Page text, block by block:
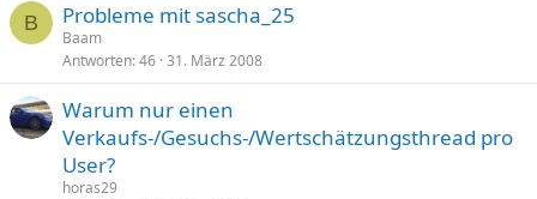
B Probleme mit sascha_25
Baam
Antworten 46 31. März 2008
Warum nur einen
Verkaufs-/Gesuchs-/Wertschätzungsthread pro
User?
horas29